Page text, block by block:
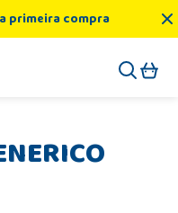
primeira compra